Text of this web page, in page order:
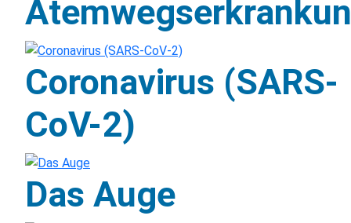
Coronavirus (SARS-
CoV-2)
Das Auge